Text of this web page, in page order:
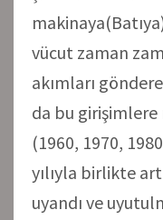
vücut zaman
akımları
da bu
(1960, 1970,
yılıyla birlikte
uyandı ve